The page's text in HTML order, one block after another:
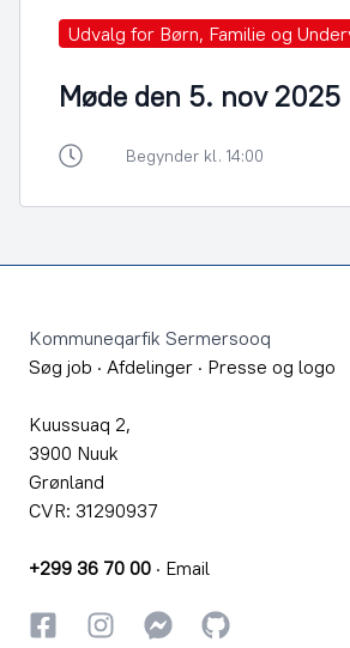
Udvalg for Børn, Familie og
Møde den 5. nov 2025
Begynder kl. 14:00
Kommuneqarfik Sermersooq
Søg job · Afdelinger · Presse og logo
Kuussuaq 2,
3900 Nuuk
Grønland
CVR: 31290937
+299 36 70 00 · Email
FacebookInstagramInstagram
GitHub